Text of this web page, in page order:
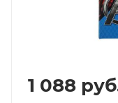
1 088